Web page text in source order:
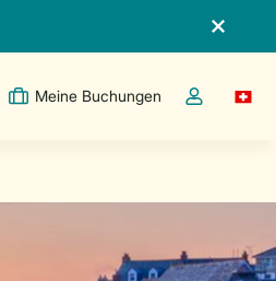
Meine Buchungen
Dropdown-